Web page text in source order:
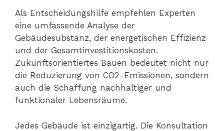
Als Entscheidungshilfe empfehlen Experten
eine umfassende Analyse der
Gebäudesubstanz, der energetischen Effizienz
und der Gesamtinvestitionskosten.
Zukunftsorientiertes Bauen bedeutet nicht nur
die Reduzierung von CO2-Emissionen, sondern
auch die Schaffung nachhaltiger und
funktionaler Lebensräume.
Jedes Gebäude ist einzigartig. Die Konsultation